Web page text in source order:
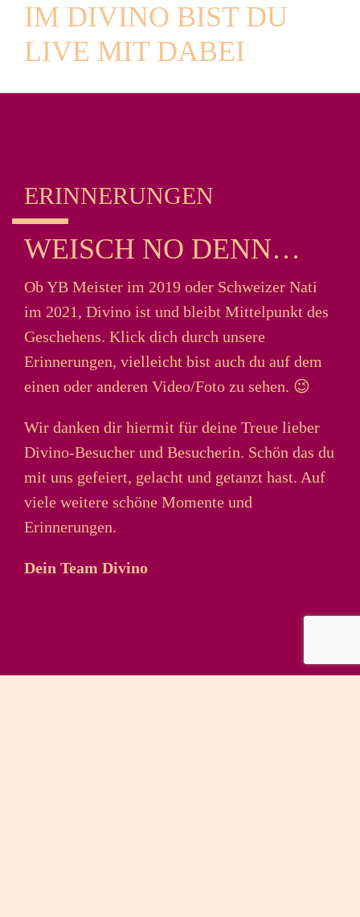
IM DIVINO BIST DU
LIVE MIT DABEI
ERINNERUNGEN
WEISCH NO DENN…
Ob YB Meister im 2019 oder Schweizer Nati
im 2021, Divino ist und bleibt Mittelpunkt des
Geschehens. Klick dich durch unsere
Erinnerungen, vielleicht bist auch du auf dem
einen oder anderen Video/Foto zu sehen. 😉
Wir danken dir hiermit für deine Treue lieber
Divino-Besucher und Besucherin. Schön das du
mit uns gefeiert, gelacht und getanzt hast. Auf
viele weitere schöne Momente und
Erinnerungen.
Dein Team Divino